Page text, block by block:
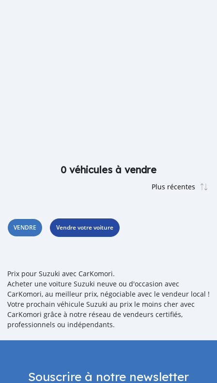
0 véhicules à vendre
VENDRE Vendre votre voiture
Prix pour Suzuki avec CarKomori.
Acheter une voiture Suzuki neuve ou d'occasion avec
CarKomori, au meilleur prix, négociable avec le vendeur local !
Votre prochain véhicule Suzuki au prix le moins cher avec
CarKomori grâce à notre réseau de vendeurs certifiés,
professionnels ou indépendants.
Souscrire à notre newsletter